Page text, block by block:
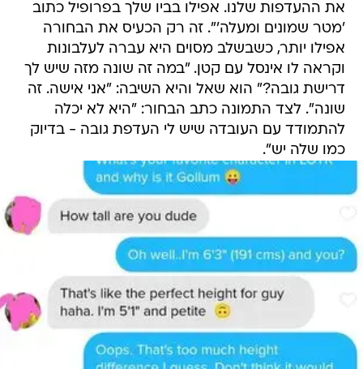
את ההעדפות שלנו. אפילו בביו שלך בפרופיל כתוב
'מטר שמונים ומעלה'". זה רק הכעיס את הבחורה
אפילו יותר, כשבשלב מסוים היא עברה לעלבונות
וקראה לו אינסל עם קטן. "במה זה שונה מזה שיש לך
דרישת גובה?" הוא שאל והיא השיבה: "אני אישה. זה
שונה". לצד התמונה כתב הבחור: "היא לא יכלה
להתמודד עם העובדה שיש לי העדפת גובה - בדיוק
כמו שלה יש".